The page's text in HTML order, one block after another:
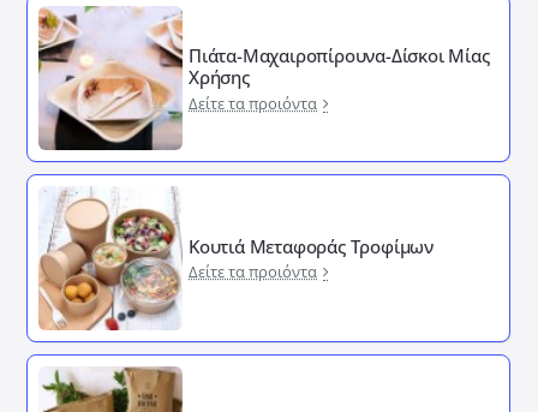
Πιάτα-Μαχαιροπίρουνα-Δίσκοι Μίας
Χρήσης
Δείτε τα προιόντα
Κουτιά Μεταφοράς Τροφίμων
Δείτε τα προιόντα